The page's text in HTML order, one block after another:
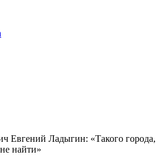
Евгений Ладыгин: «Такого города,
найти»